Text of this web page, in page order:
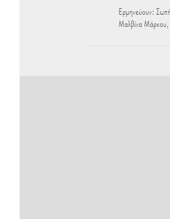
Ερμηνεύουν:
Μαλβίνα Μάρκου,